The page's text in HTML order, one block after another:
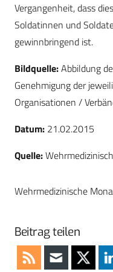
Vergangenheit, dass
Soldatinnen und
gewinnbringend ist.
Bildquelle:Abbildung
Genehmigung der
Organisationen /
Datum: 21.02.2015
Quelle:
Wehrmedizinische
Beitrag teilen